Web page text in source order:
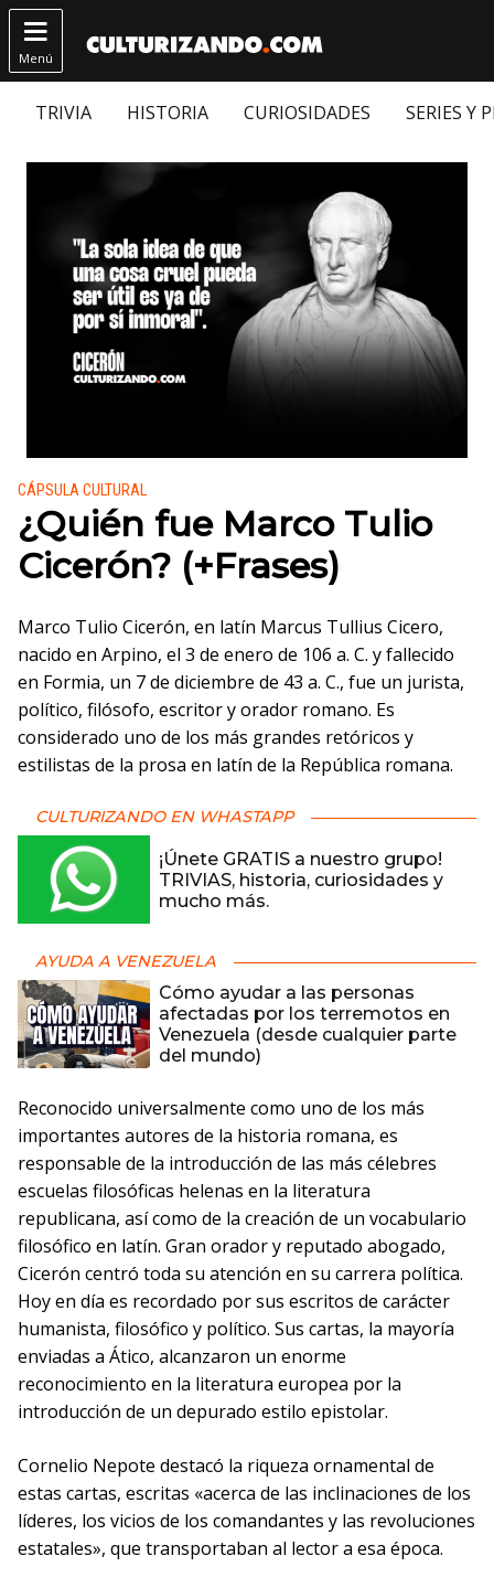

Menú
TRIVIA HISTORIA CURIOSIDADES SERIES Y
Publicado en:
CÁPSULA CULTURAL
¿Quién fue Marco Tulio
Cicerón? (+Frases)
Marco Tulio Cicerón, en latín Marcus Tullius Cicero,
nacido en Arpino, el 3 de enero de 106 a. C. y fallecido
en Formia, un 7 de diciembre de 43 a. C., fue un jurista,
político, filósofo, escritor y orador romano. Es
considerado uno de los más grandes retóricos y
estilistas de la prosa en latín de la República romana.
CULTURIZANDO EN WHASTAPP
¡Únete GRATIS a nuestro grupo!
TRIVIAS, historia, curiosidades y
mucho más.
AYUDA A VENEZUELA
Cómo ayudar a las personas
afectadas por los terremotos en
Venezuela (desde cualquier parte
del mundo)
Reconocido universalmente como uno de los más
importantes autores de la historia romana, es
responsable de la introducción de las más célebres
escuelas filosóficas helenas en la literatura
republicana, así como de la creación de un vocabulario
filosófico en latín. Gran orador y reputado abogado,
Cicerón centró toda su atención en su carrera política.
Hoy en día es recordado por sus escritos de carácter
humanista, filosófico y político. Sus cartas, la mayoría
enviadas a Ático, alcanzaron un enorme
reconocimiento en la literatura europea por la
introducción de un depurado estilo epistolar.
Cornelio Nepote destacó la riqueza ornamental de
estas cartas, escritas «acerca de las inclinaciones de los
líderes, los vicios de los comandantes y las revoluciones
estatales», que transportaban al lector a esa época.